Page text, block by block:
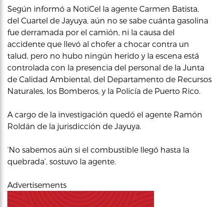
Según informó a NotiCel la agente Carmen Batista,
del Cuartel de Jayuya, aún no se sabe cuánta gasolina
fue derramada por el camión, ni la causa del
accidente que llevó al chofer a chocar contra un
talud, pero no hubo ningún herido y la escena está
controlada con la presencia del personal de la Junta
de Calidad Ambiental, del Departamento de Recursos
Naturales, los Bomberos, y la Policía de Puerto Rico.
A cargo de la investigación quedó el agente Ramón
Roldán de la jurisdicción de Jayuya.
‘No sabemos aún si el combustible llegó hasta la
quebrada’, sostuvo la agente.
Advertisements